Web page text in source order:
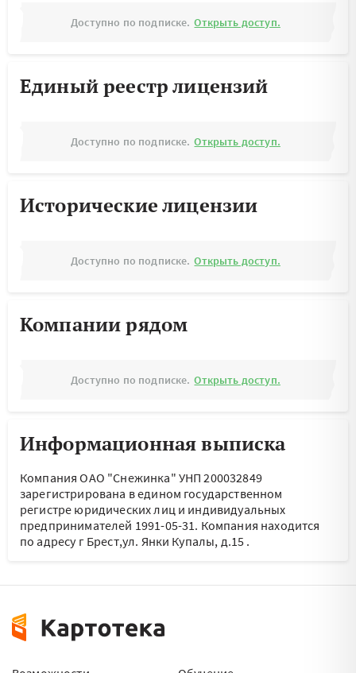
Доступно по подписке. Открыть доступ.
Единый реестр лицензий
Доступно по подписке. Открыть доступ.
Исторические лицензии
Доступно по подписке. Открыть доступ.
Компании рядом
Доступно по подписке. Открыть доступ.
Информационная выписка
Компания ОАО "Снежинка" УНП 200032849
зарегистрирована в едином государственном
регистре юридических лиц и индивидуальных
предпринимателей 1991-05-31. Компания находится
по адресу г Брест,ул. Янки Купалы, д.15 .